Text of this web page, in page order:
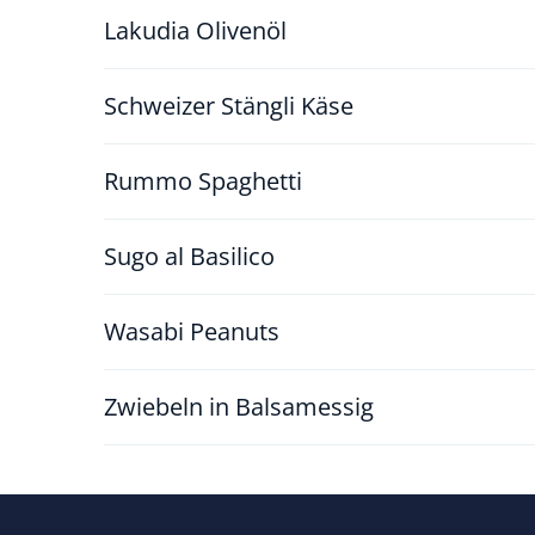
Lakudia Olivenöl
Schweizer Stängli Käse
Rummo Spaghetti
Sugo al Basilico
Wasabi Peanuts
Zwiebeln in Balsamessig